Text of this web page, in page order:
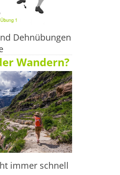
Dehnübungen
Wandern?
immer schnell